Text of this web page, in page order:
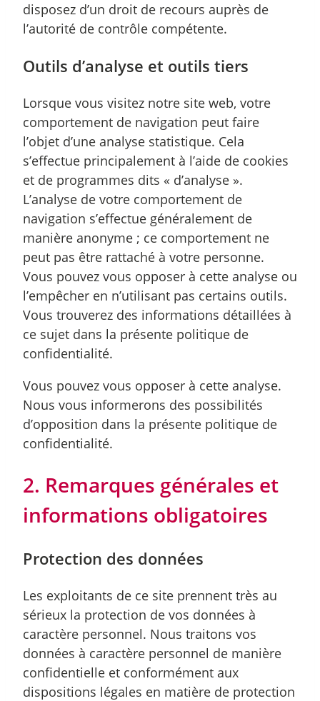
disposez d’un droit de recours auprès de
l’autorité de contrôle compétente.
Outils d’analyse et outils tiers
Lorsque vous visitez notre site web, votre
comportement de navigation peut faire
l’objet d’une analyse statistique. Cela
s’effectue principalement à l’aide de cookies
et de programmes dits « d’analyse ».
L’analyse de votre comportement de
navigation s’effectue généralement de
manière anonyme ; ce comportement ne
peut pas être rattaché à votre personne.
Vous pouvez vous opposer à cette analyse ou
l’empêcher en n’utilisant pas certains outils.
Vous trouverez des informations détaillées à
ce sujet dans la présente politique de
confidentialité.
Vous pouvez vous opposer à cette analyse.
Nous vous informerons des possibilités
d’opposition dans la présente politique de
confidentialité.
2. Remarques générales et
informations obligatoires
Protection des données
Les exploitants de ce site prennent très au
sérieux la protection de vos données à
caractère personnel. Nous traitons vos
données à caractère personnel de manière
confidentielle et conformément aux
dispositions légales en matière de protection